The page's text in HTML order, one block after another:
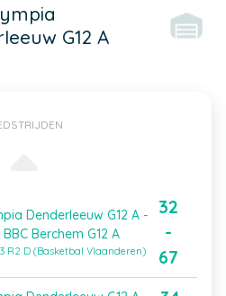
G12 A
Denderleeuw G12 A -
Berchem G12 A
R2 D (Basketbal Vlaanderen)
32
-
67